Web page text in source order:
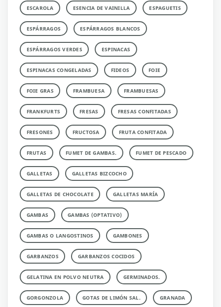
ESCAROLA ESENCIA DE VAINILLA ESPAGUETIS
ESPÁRRAGOS ESPÁRRAGOS BLANCOS
ESPÁRRAGOS VERDES ESPINACAS
ESPINACAS CONGELADAS FIDEOS FOIE
FOIE GRAS FRAMBUESA FRAMBUESAS
FRANKFURTS FRESAS FRESAS CONFITADAS
FRESONES FRUCTOSA FRUTA CONFITADA
FRUTAS FUMET DE GAMBAS. FUMET DE PESCADO
GALLETAS GALLETAS BIZCOCHO
GALLETAS DE CHOCOLATE GALLETAS MARÍA
GAMBAS GAMBAS (OPTATIVO)
GAMBAS O LANGOSTINOS GAMBONES
GARBANZOS GARBANZOS COCIDOS
GELATINA EN POLVO NEUTRA GERMINADOS.
GORGONZOLA GOTAS DE LIMÓN SAL. GRANADA